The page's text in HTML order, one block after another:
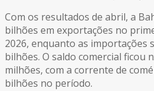
Com os resultados de abril, a
bilhões em exportações no
2026, enquanto as importações
bilhões. O saldo comercial ficou
milhões, com a corrente de
bilhões no período.